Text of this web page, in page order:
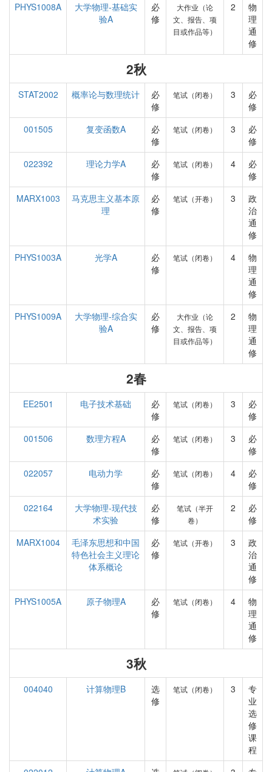
PHYS1008A
大学物理-基础实
验A
必
修
大作业（论
文、报告、项
目或作品等）
2
物
理
通
修
2秋
STAT2002 概率论与数理统计
必
修
笔试（闭卷） 3
必
修
001505
复变函数A
必
修
笔试（闭卷） 3
必
修
022392
理论力学A
必
修
笔试（闭卷） 4
必
修
MARX1003
马克思主义基本原
理
必
修
笔试（开卷） 3
政
治
通
修
PHYS1003A
光学A
必
修
笔试（闭卷） 4
物
理
通
修
PHYS1009A
大学物理-综合实
验A
必
修
大作业（论
文、报告、项
目或作品等）
2
物
理
通
修
2春
EE2501 电子技术基础
必
修
笔试（闭卷） 3
必
修
001506
数理方程A
必
修
笔试（闭卷） 3
必
修
022057
电动力学
必
修
笔试（闭卷） 4
必
修
022164
大学物理-现代技
术实验
必
修
笔试（半开
卷）
2
必
修
MARX1004
毛泽东思想和中国
特色社会主义理论
体系概论
必
修
笔试（开卷） 3
政
治
通
修
PHYS1005A
原子物理A
必
修
笔试（闭卷） 4
物
理
通
修
3秋
004040 计算物理B
选
修
笔试（闭卷） 3
专
业
选
修
课
程